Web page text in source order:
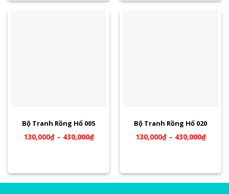
Bộ Tranh Rồng Hổ 005
130,000₫– 430,000₫
Bộ Tranh Rồng Hổ 020
130,000₫– 430,000₫